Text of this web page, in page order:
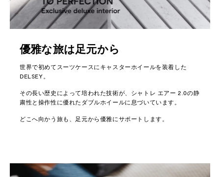
優雅な旅は足元から
世界で初めてスーツケースにキャスターホイールを装着した
DELSEY。
その長い歴史によって培われた技術が、シャトレ エアー 2.0の静
粛性と操作性に優れたダブルホイールに息づいています。
どこへ向かう旅も、足元から優雅にサポートします。